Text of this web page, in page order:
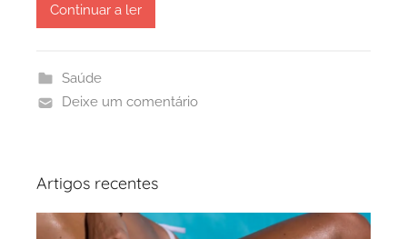
Continuar a ler
Saúde
Deixe um comentário
Artigos recentes